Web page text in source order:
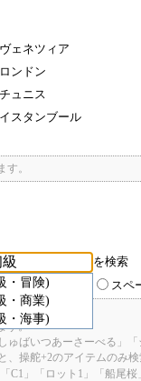
ヴェネツィア
ロンドン
チュニス
イスタンブール
。
・冒険)
・商業)
・海事)
を検索
ずれかを含む スペ
す。
ゅばいつあーさーべる」
、操舵+2のアイテムのみ
C1」「ロット1」「船尾